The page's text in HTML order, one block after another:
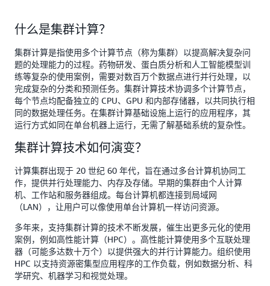
什么是集群计算？
集群计算是指使用多个计算节点（称为集群）以提高解决复杂问
题的处理能力的过程。药物研发、蛋白质分析和人工智能模型训
练等复杂的使用案例，需要对数百万个数据点进行并行处理，以
完成复杂的分类和预测任务。集群计算技术协调多个计算节点，
每个节点均配备独立的 CPU、GPU 和内部存储器，以共同执行相
同的数据处理任务。在集群计算基础设施上运行的应用程序，其
运行方式如同在单台机器上运行，无需了解基础系统的复杂性。
集群计算技术如何演变？
计算集群出现于 20 世纪 60 年代，旨在通过多台计算机协同工
作，提供并行处理能力、内存及存储。早期的集群由个人计算
机、工作站和服务器组成。每台计算机都连接到局域网
（LAN），让用户可以像使用单台计算机一样访问资源。
多年来，支持集群计算的技术不断发展，催生出更多元化的使用
案例，例如高性能计算（HPC）。高性能计算使用多个互联处理
器（可能多达数十万个）以提供强大的并行计算能力。组织使用
HPC 以支持资源密集型应用程序的工作负载，例如数据分析、科
学研究、机器学习和视觉处理。